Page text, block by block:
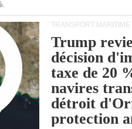
TRANSPORT MARITIME
Trump
décision
taxe de 20
navires
détroit
protection